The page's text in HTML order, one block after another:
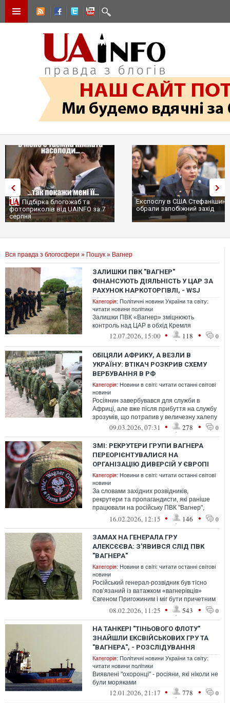
Підбірка блогожаб та
фотоприколів від UAINFO за 7
серпня
Експослу в США
обрали запобіжний захід
Вся правда з блогосфери » Пошук » Вагнер
ЗАЛИШКИ ПВК "ВАГНЕР"
ФІНАНСУЮТЬ ДІЯЛЬНІСТЬ У ЦАР ЗА
РАХУНОК НАРКОТОРГІВЛІ, - WSJ
Категорія: Політичні новини України та світу:
читати новини політики
Залишки ПВК «Вагнер» зміцнюють
контроль над ЦАР в обхід Кремля
12.07.2026, 15:00 • 118 • 0
ОБІЦЯЛИ АФРИКУ, А ВЕЗЛИ В
УКРАЇНУ: ВТІКАЧ РОЗКРИВ СХЕМУ
ВЕРБУВАННЯ В РФ
Категорія: Новини в світі: читати останні світові
новини
Росіянин завербувався для служби в
Африці, але вже після прибуття на службу
зрозумів, що потрапив у величезну халепу
09.03.2026, 07:31 • 278 • 0
ЗМІ: РЕКРУТЕРИ ГРУПИ ВАГНЕРА
ПЕРЕОРІЄНТУВАЛИСЯ НА
ОРГАНІЗАЦІЮ ДИВЕРСІЙ У ЄВРОПІ
Категорія: Новини в світі: читати останні світові
новини
За словами західних розвідників,
рекрутери та пропагандисти, які раніше
працювали на російську ПВК "Вагнер",
стали основним каналом для
16.02.2026, 12:15 • 146 • 0
ЗАМАХ НА ГЕНЕРАЛА ГРУ
АЛЕКСЄЄВА: З'ЯВИВСЯ СЛІД ПВК
"ВАГНЕРА"
Категорія: Новини в світі: читати останні світові
новини
Російський генерал-розвідник був тісно
пов’язаний із ватажком «вагнерівців»
Євгеном Пригожиним і міг бути причетним
до його загибелі
08.02.2026, 11:25 • 543 • 0
НА ТАНКЕРІ "ТІНЬОВОГО ФЛОТУ"
ЗНАЙШЛИ ЕКСВІЙСЬКОВИХ ГРУ ТА
"ВАГНЕРА", - РОЗСЛІДУВАННЯ
Категорія: Політичні новини України та світу:
читати новини політики
Виявлені "охоронці" - росіяни, які ніколи не
були моряками
12.01.2026, 21:17 • 778 • 0